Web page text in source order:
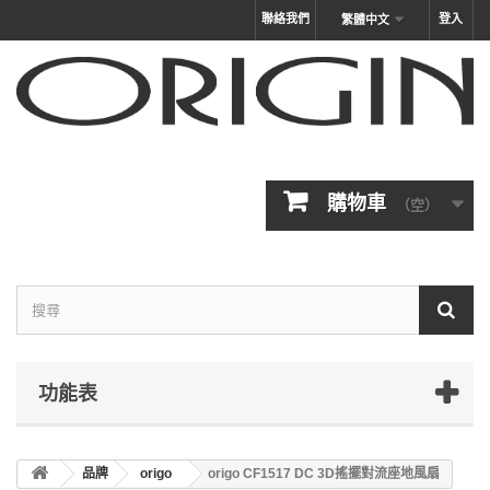
登入
繁體中文
聯絡我們
購物車 （空）
功能表
品牌 origo origo CF1517 DC 3D搖擺對流座地風扇